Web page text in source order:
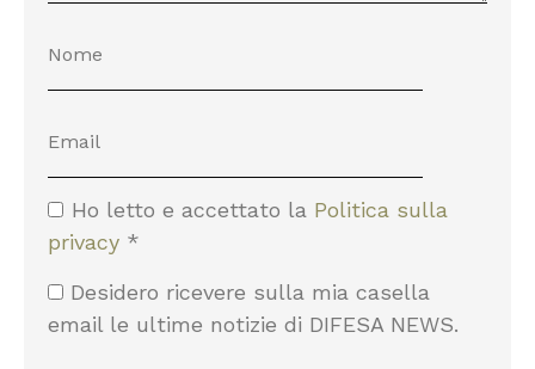
Ho letto e accettato la Politica sulla
privacy *
Desidero ricevere sulla mia casella
email le ultime notizie di DIFESA NEWS.